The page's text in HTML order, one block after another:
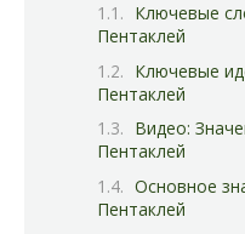
Ключевые
Пентаклей
Ключевые
Пентаклей
Видео:
Пентаклей
Основное
Пентаклей